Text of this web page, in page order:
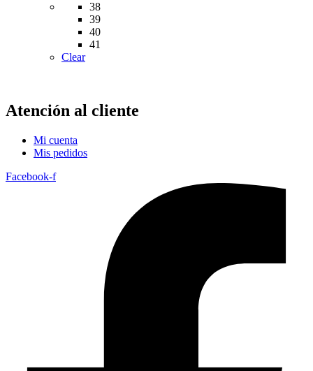
38
39
40
41
Clear
Atención al cliente
Mi cuenta
Mis pedidos
Facebook-f